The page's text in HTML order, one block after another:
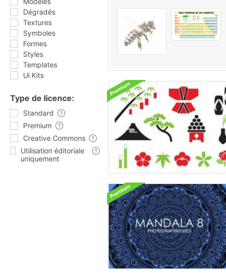
Dégradés
Textures
Symboles
Formes
Styles
Templates
Ui Kits
Type de licence:
Standard
Premium
Creative Commons
Utilisation éditoriale
uniquement